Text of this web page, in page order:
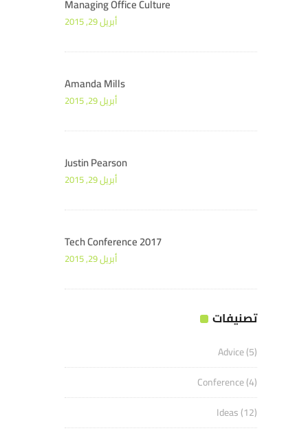
Managing Office Culture
أبريل 29, 2015
Amanda Mills
أبريل 29, 2015
Justin Pearson
أبريل 29, 2015
Tech Conference 2017
أبريل 29, 2015
تصنيفات
Advice(5)
Conference(4)
Ideas(12)